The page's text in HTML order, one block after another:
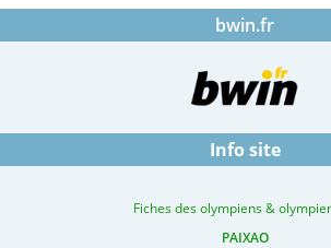
bwin.fr
Info site
Fiches des olympiens &
PAIXAO